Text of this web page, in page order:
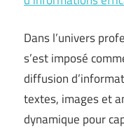
Dans l’univers
s’est imposé
diffusion
textes, images et
dynamique pour